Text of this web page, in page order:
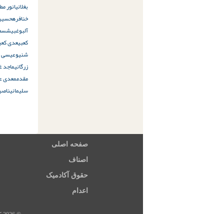
بغلانیانور
خنافره
آلبوغبیش
کعبیعدی
شنيوعیسی
زرگانیماجد
مقدممعدی
سلیمانی
صفحه اصلی
اصناف
حقوق آکادمیک
اعدام